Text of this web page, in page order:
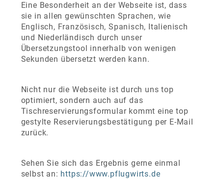
Eine Besonderheit an der Webseite ist, dass
sie in allen gewünschten Sprachen, wie
Englisch, Französisch, Spanisch, Italienisch
und Niederländisch durch unser
Übersetzungstool innerhalb von wenigen
Sekunden übersetzt werden kann.
Nicht nur die Webseite ist durch uns top
optimiert, sondern auch auf das
Tischreservierungsformular kommt eine top
gestylte Reservierungsbestätigung per E-Mail
zurück.
Sehen Sie sich das Ergebnis gerne einmal
selbst an: https://www.pflugwirts.de